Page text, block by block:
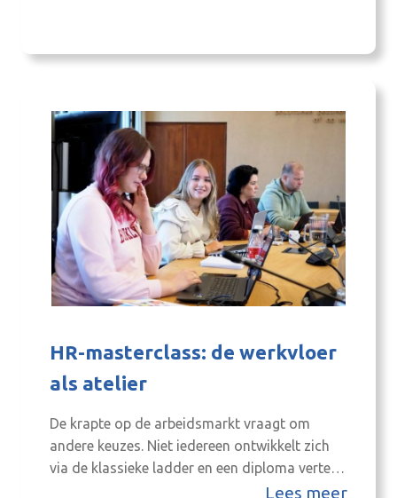
artikelen laten zien hoe sterk de opgaven met
HR-masterclass: de werkvloer
als atelier
De krapte op de arbeidsmarkt vraagt om
andere keuzes. Niet iedereen ontwikkelt zich
via de klassieke ladder en een diploma vertelt
niet het hele verhaal. Wat betekent dat voor de
Lees meer